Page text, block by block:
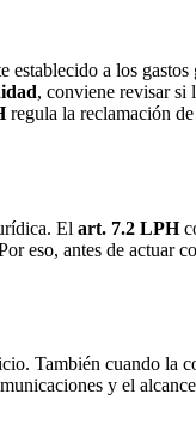
a los gastos
, conviene revisar si
regula la reclamación
El art. 7.2 LPH
eso, antes de actuar
También cuando la
y el